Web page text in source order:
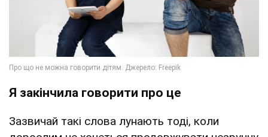
Я закінчила говорити про це
Зазвичай такі слова лунають тоді, коли